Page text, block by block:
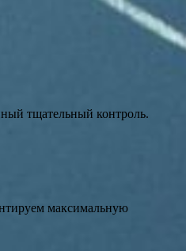
тщательный контроль.
максимальную